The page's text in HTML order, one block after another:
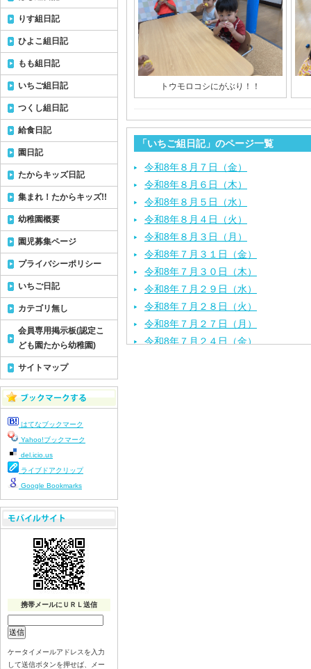
トウモロコシにがぶり！！
「いちご組日記」のページ一覧
令和8年８月７日（金）
令和8年８月６日（木）
令和8年８月５日（水）
令和8年８月４日（火）
令和8年８月３日（月）
令和8年７月３１日（金）
令和8年７月３０日（木）
令和8年７月２９日（水）
令和8年７月２８日（火）
令和8年７月２７日（月）
令和8年７月２４日（金）
りす組日記
ひよこ組日記
もも組日記
いちご組日記
つくし組日記
給食日記
園日記
たからキッズ日記
集まれ！たからキッズ!!
幼稚園概要
園児募集ページ
プライバシーポリシー
いちご日記
カテゴリ無し
会員専用掲示板(認定こ
ども園たから幼稚園)
サイトマップ
はてなブックマーク
Yahoo!ブックマーク
del.icio.us
ライブドアクリップ
Google Bookmarks
携帯メールにＵＲＬ送信
ケータイメールアドレスを入力
して送信ボタンを押せば、メー